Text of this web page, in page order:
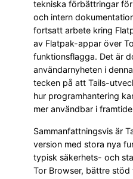
tekniska förbättringar
och intern
fortsatt arbete kring
av Flatpak-appar över
funktionsflagga. Det är
användarnyheten i
tecken på att Tails-
hur programhantering
mer användbar i
Sammanfattningsvis är
version med stora nya
typisk säkerhets- och
Tor Browser, bättre